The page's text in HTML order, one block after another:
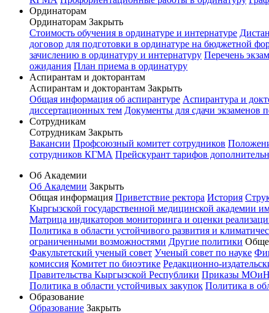
Ординаторам
Ординаторам Закрыть
Стоимость обучения в ординатуре и интернатуре
договор для подготовки в ординатуре на бюджетной
зачислению в ординатуру и интернатуру Перечень
ожидания План приема в ординатуру
Аспирантам и докторантам
Аспирантам и докторантам Закрыть
Общая информация об аспирантуре Аспирантура и
диссертационных тем Документы для сдачи экзаменов
Сотрудникам
Сотрудникам Закрыть
Вакансии Профсоюзный комитет сотрудников
сотрудников КГМА Прейскурант тарифов
Об Академии
Об Академии Закрыть
Общая информация Приветствие ректора История
Кыргызской государственной медицинской академии
Матрица индикаторов мониторинга и оценки
Политика в области устойчивого развития и
ограниченными возможностями Другие политики
Факультетский ученый совет Ученый совет по науке
комиссия Комитет по биоэтике Редакционно-
Правительства Кыргызской Республики Приказы
Политика в области устойчивых закупок Политика в
Образование
Образование Закрыть